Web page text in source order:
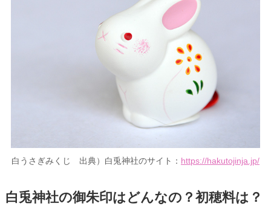
白うさぎみくじ 出典）白兎神社のサイト： https://hakutojinja.jp/
白兎神社の御朱印はどんなの？初穂料は？